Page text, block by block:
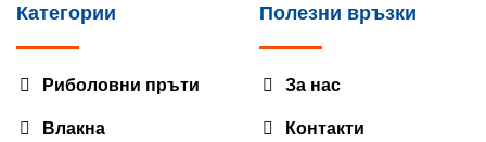
Категории
Риболовни пръти
Влакна
Полезни връзки
За нас
Контакти